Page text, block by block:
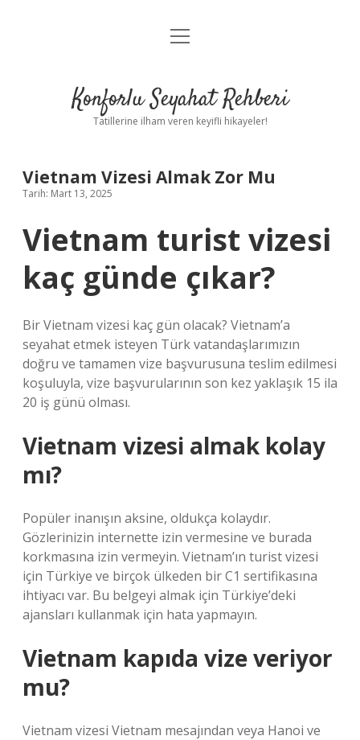
Anasayfa
Yasal Uyarı
menüyü
Konforlu Seyahat Rehberi
Tatillerine ilham veren keyifli hikayeler!
Vietnam Vizesi Almak Zor Mu
Tarih: Mart 13, 2025
Vietnam turist vizesi
kaç günde çıkar?
Bir Vietnam vizesi kaç gün olacak? Vietnam’a
seyahat etmek isteyen Türk vatandaşlarımızın
doğru ve tamamen vize başvurusuna teslim edilmesi
koşuluyla, vize başvurularının son kez yaklaşık 15 ila
20 iş günü olması.
Vietnam vizesi almak kolay
mı?
Popüler inanışın aksine, oldukça kolaydır.
Gözlerinizin internette izin vermesine ve burada
korkmasına izin vermeyin. Vietnam’ın turist vizesi
için Türkiye ve birçok ülkeden bir C1 sertifikasına
ihtiyacı var. Bu belgeyi almak için Türkiye’deki
ajansları kullanmak için hata yapmayın.
Vietnam kapıda vize veriyor
mu?
Vietnam vizesi Vietnam mesajından veya Hanoi ve